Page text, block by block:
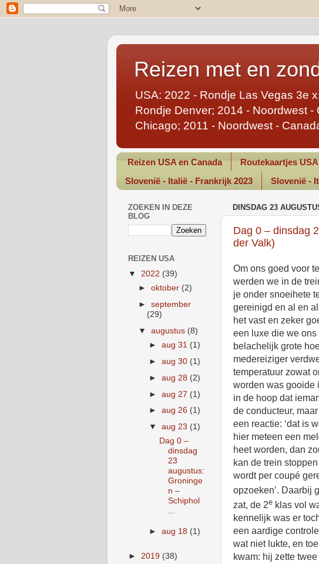
Reizen met en
USA: 2022 - Rondje Las Vegas 3e
Rondje Denver; 2014 - Noordwest
Chicago; 2011 - Noordwest -
Reizen USA en Canada Routekaartjes USA
Slovenië - Italië - Frankrijk 2023
Slovenië -
DINSDAG 23
Dag 0 – dinsdag
der Valk)
Om ons goed voor
werden we in de
je onder snoeihete
gereinigd en al en
het vast en zeker
een luxe die we
belachelijk grote
medereiziger
temperatuur zowat
worden was gooide
in de hoop dat
de conducteur,
een reactie: ‘dat is
hier meteen een
heet worden, dan
kan de trein
wordt per coupé
opzoeken’. Daarbij
zat, de 2e klas vol
kennelijk was er
een aardige
wat niet lukte, en
kwam: hij zette
ZOEKEN IN DEZE
BLOG
REIZEN USA
▼ 2022 (39)
►oktober (2)
►september
(29)
▼augustus (8)
► aug 31 (1)
► aug 30 (1)
► aug 28 (2)
► aug 27 (1)
► aug 26 (1)
▼ aug 23 (1)
Dag 0 –
dinsdag
23
augustus:
Groninge
n –
Schiphol
...
► aug 18 (1)
► 2019 (38)